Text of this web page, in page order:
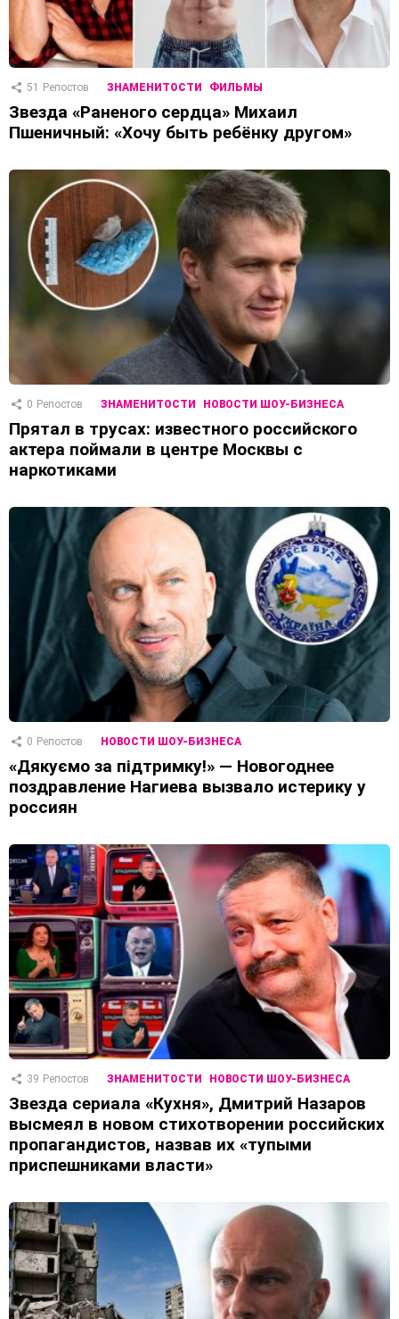
51 Репостов ЗНАМЕНИТОСТИ ФИЛЬМЫ
Звезда «Раненого сердца» Михаил
Пшеничный: «Хочу быть ребёнку другом»
0 Репостов ЗНАМЕНИТОСТИ НОВОСТИ ШОУ-БИЗНЕСА
Прятал в трусах: известного российского
актера поймали в центре Москвы с
наркотиками
0 Репостов НОВОСТИ ШОУ-БИЗНЕСА
«Дякуємо за підтримку!» — Новогоднее
поздравление Нагиева вызвало истерику у
россиян
39 Репостов ЗНАМЕНИТОСТИ НОВОСТИ ШОУ-БИЗНЕСА
Звезда сериала «Кухня», Дмитрий Назаров
высмеял в новом стихотворении российских
пропагандистов, назвав их «тупыми
приспешниками власти»